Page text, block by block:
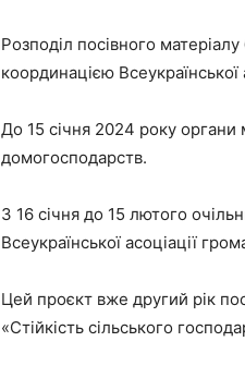
Розподіл посівного
координацією Всеукраїнської
До 15 січня 2024 року органи
домогосподарств.
З 16 січня до 15 лютого
Всеукраїнської асоціації
Цей проєкт вже другий рік
«Стійкість сільського